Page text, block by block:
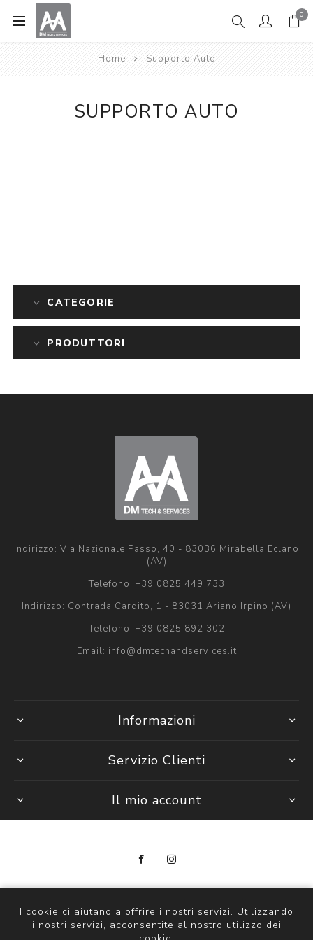
0
Home Supporto Auto
SUPPORTO AUTO
CATEGORIE
PRODUTTORI
Indirizzo: Via Nazionale Passo, 40 - 83036 Mirabella Eclano
(AV)
Telefono: +39 0825 449 733
Indirizzo: Contrada Cardito, 1 - 83031 Ariano Irpino (AV)
Telefono: +39 0825 892 302
Email: info@dmtechandservices.it
Informazioni
Servizio Clienti
Il mio account
P. Iva 14297841000
Powered bynopCommerce
I cookie ci aiutano a offrire i nostri servizi. Utilizzando
i nostri servizi, acconsentite al nostro utilizzo dei